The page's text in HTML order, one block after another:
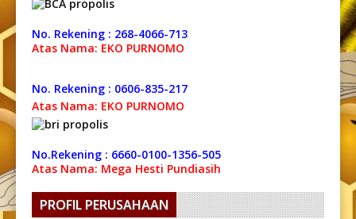
No. Rekening : 268-4066-713
Atas Nama: EKO PURNOMO
No. Rekening : 0606-835-217
Atas Nama: EKO PURNOMO
No.Rekening : 6660-0100-1356-505
Atas Nama: Mega Hesti Pundiasih
PROFIL PERUSAHAAN